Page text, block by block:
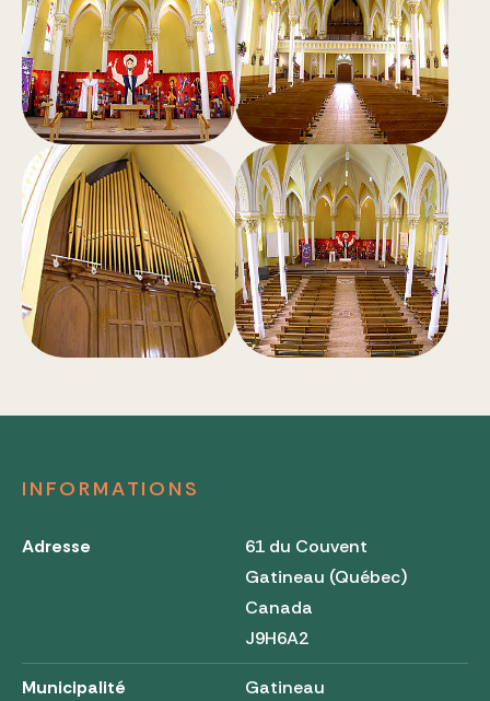
INFORMATIONS
Adresse
61 du Couvent
Gatineau (Québec)
Canada
J9H6A2
Municipalité Gatineau